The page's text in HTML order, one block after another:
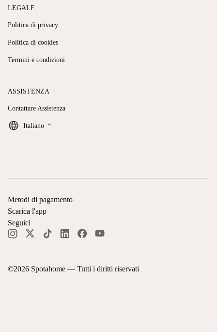
LEGALE
Politica di privacy
Politica di cookies
Termini e condizioni
ASSISTENZA
Contattare Assistenza
Italiano keyboard_arrow_down
©2026 Spotahome — Tutti i diritti riservati
Metodi di pagamento
Scarica l'app
Seguici